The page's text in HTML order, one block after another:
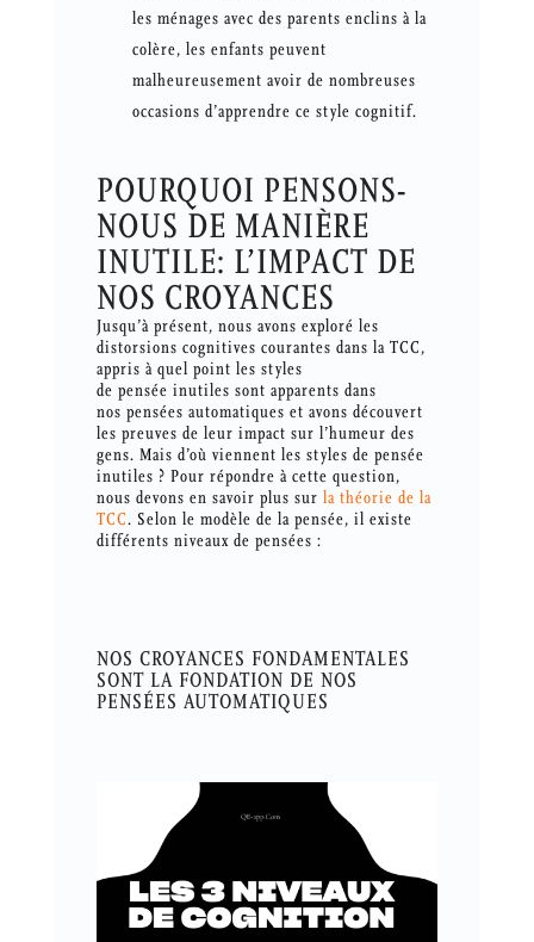
les ménages avec des parents enclins à la
colère, les enfants peuvent
malheureusement avoir de nombreuses
occasions d’apprendre ce style cognitif.
POURQUOI PENSONS-
NOUS DE MANIÈRE
INUTILE: L’IMPACT DE
NOS CROYANCES
Jusqu’à présent, nous avons exploré les
distorsions cognitives courantes dans la TCC,
appris à quel point les styles
de pensée inutiles sont apparents dans
nos pensées automatiques et avons découvert
les preuves de leur impact sur l’humeur des
gens. Mais d’où viennent les styles de pensée
inutiles ? Pour répondre à cette question,
nous devons en savoir plus sur la théorie de la
TCC. Selon le modèle de la pensée, il existe
différents niveaux de pensées :
NOS CROYANCES FONDAMENTALES
SONT LA FONDATION DE NOS
PENSÉES AUTOMATIQUES